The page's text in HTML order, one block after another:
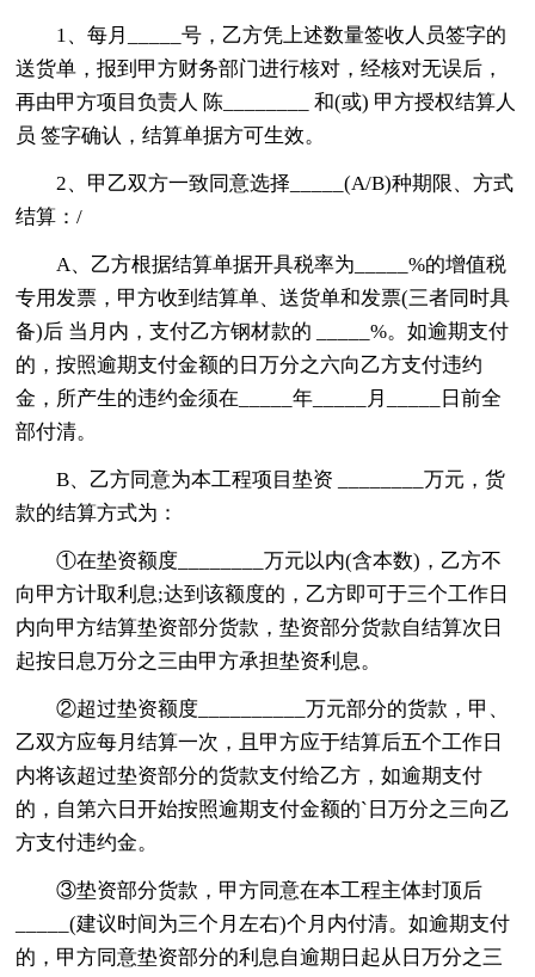
1、每月_____号，乙方凭上述数量签收人员签字的
送货单，报到甲方财务部门进行核对，经核对无误后，
再由甲方项目负责人 陈________ 和(或) 甲方授权结算人
员 签字确认，结算单据方可生效。
2、甲乙双方一致同意选择_____(A/B)种期限、方式
结算：/
A、乙方根据结算单据开具税率为_____%的增值税
专用发票，甲方收到结算单、送货单和发票(三者同时具
备)后 当月内，支付乙方钢材款的 _____%。如逾期支付
的，按照逾期支付金额的日万分之六向乙方支付违约
金，所产生的违约金须在_____年_____月_____日前全
部付清。
B、乙方同意为本工程项目垫资 ________万元，货
款的结算方式为：
①在垫资额度________万元以内(含本数)，乙方不
向甲方计取利息;达到该额度的，乙方即可于三个工作日
内向甲方结算垫资部分货款，垫资部分货款自结算次日
起按日息万分之三由甲方承担垫资利息。
②超过垫资额度__________万元部分的货款，甲、
乙双方应每月结算一次，且甲方应于结算后五个工作日
内将该超过垫资部分的货款支付给乙方，如逾期支付
的，自第六日开始按照逾期支付金额的`日万分之三向乙
方支付违约金。
③垫资部分货款，甲方同意在本工程主体封顶后
_____(建议时间为三个月左右)个月内付清。如逾期支付
的，甲方同意垫资部分的利息自逾期日起从日万分之三